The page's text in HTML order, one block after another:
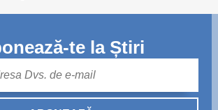
te la Știri